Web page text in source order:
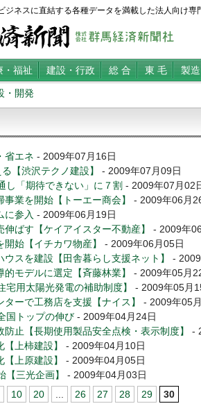
ネスに直結する各種データを満載した法人向け専
・福祉 建設・行政 総 合 東 毛 製
・開発
省エネ - 2009年07月16日
【渋沢テクノ建設】
- 2009年07月09日
し「期待できない」に７割 - 2009年07月02
業を開始【トーエー商会】
- 2009年06月
に参入 - 2009年06月19日
ばす【ケイアイスター不動産】
- 2009年
始【イチカワ物産】
- 2009年06月05日
スを建設【田舎暮らし支援ネット】
-
モデルに選定【斉藤林業】
- 2009年05月
宅用太陽光発電の補助制度】
- 2009年05月
ーで工務店を支援【ナイス】
- 2009年05
国トップの伸び - 2009年04月24日
止【長期使用製品安全点検・表示制度】
-
上柿建設】
- 2009年04月10日
上原建設】
- 2009年04月05日
三光企画】
- 2009年04月03日
10 20 26 27 28 29 30